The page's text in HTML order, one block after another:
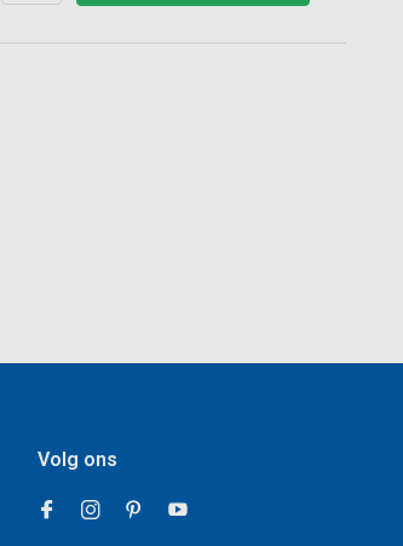
Volg ons